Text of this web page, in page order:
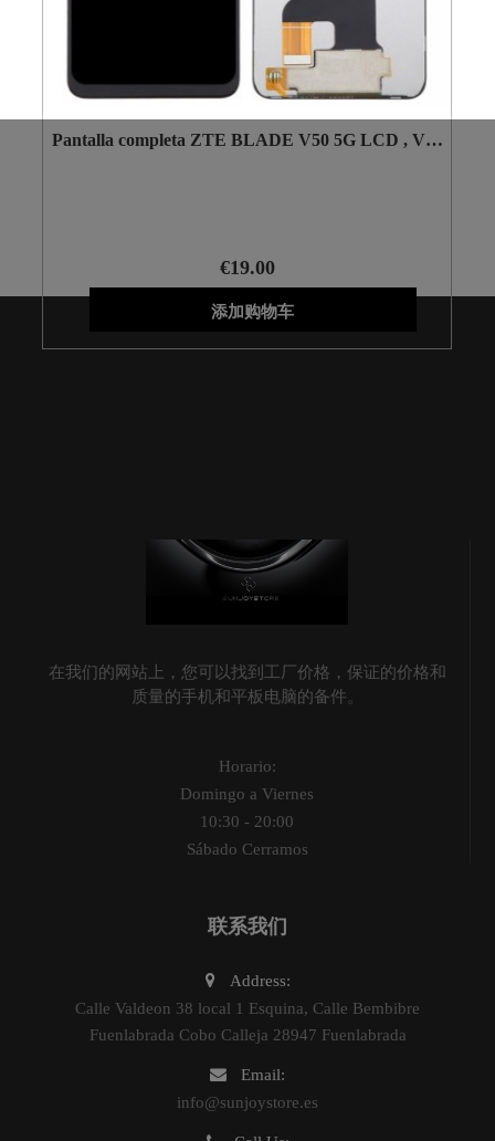
Pantalla completa ZTE BLADE V50 5G LCD , V40
€19.00
添加购物车
在我们的网站上，您可以找到工厂价格，保证的价格和
质量的手机和平板电脑的备件。
Horario:
Domingo a Viernes
10:30 - 20:00
Sábado Cerramos
联系我们
Address:
Calle Valdeon 38 local 1 Esquina, Calle Bembibre
Fuenlabrada Cobo Calleja 28947 Fuenlabrada
Email:
info@sunjoystore.es